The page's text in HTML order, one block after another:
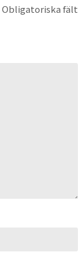
Obligatoriska fält